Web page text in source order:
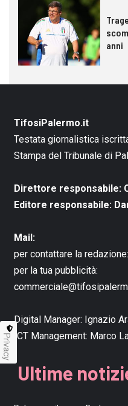
anni
TifosiPalermo.it
Testata giornalistica
Stampa del Tribunale di
Direttore responsabile:
Editore responsabile:
Mail:
per contattare la redazione:
per la tua pubblicità:
Digital Manager: Ignazio
ICT Management: Marco
Ultime
Privacy